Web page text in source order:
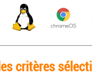
critères